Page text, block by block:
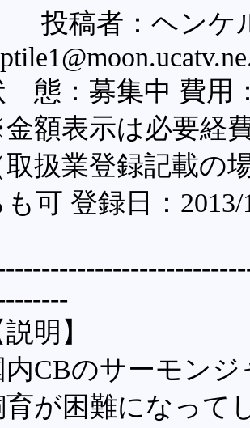
稿者：ヘンケル
態：募集中 費用
額表示は必要経
取扱業登録記載の
も可 登録日：2013/
説明】
内CBのサーモン
育が困難になって